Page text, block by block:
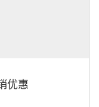
优惠